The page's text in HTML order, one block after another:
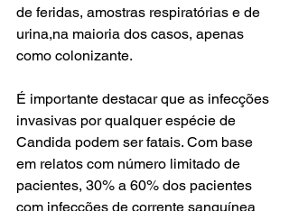
de feridas, amostras respiratórias e de
urina,na maioria dos casos, apenas
como colonizante.
É importante destacar que as infecções
invasivas por qualquer espécie de
Candida podem ser fatais. Com base
em relatos com número limitado de
pacientes, 30% a 60% dos pacientes
com infecções de corrente sanguínea